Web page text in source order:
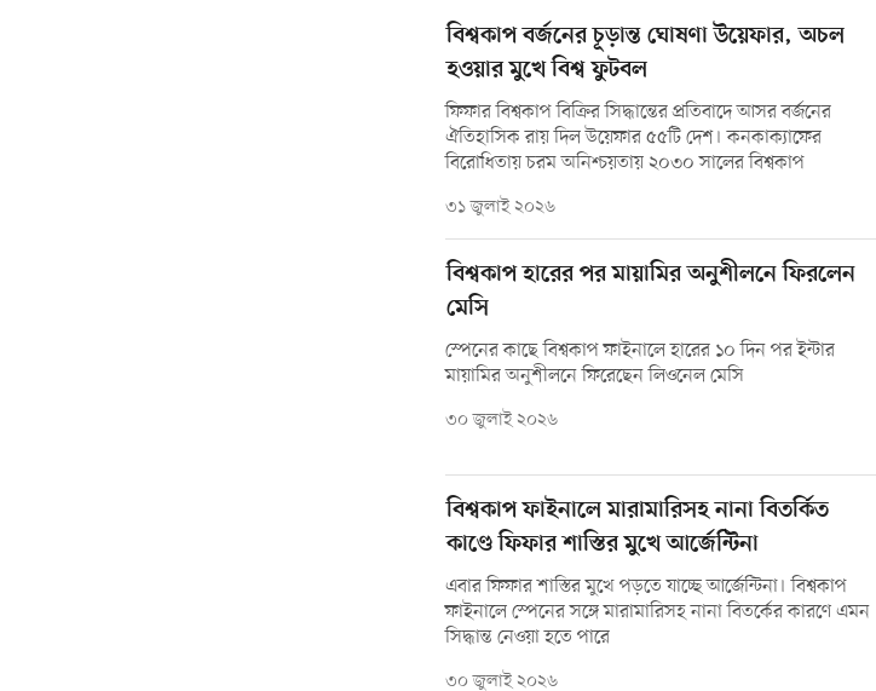
বিশ্বকাপ বর্জনের চূড়ান্ত ঘোষণা উয়েফার, অচল
হওয়ার মুখে বিশ্ব ফুটবল
ফিফার বিশ্বকাপ বিক্রির সিদ্ধান্তের প্রতিবাদে আসর বর্জনের
ঐতিহাসিক রায় দিল উয়েফার ৫৫টি দেশ। কনকাক্যাফের
বিরোধিতায় চরম অনিশ্চয়তায় ২০৩০ সালের বিশ্বকাপ
৩১ জুলাই ২০২৬
বিশ্বকাপ হারের পর মায়ামির অনুশীলনে ফিরলেন
মেসি
স্পেনের কাছে বিশ্বকাপ ফাইনালে হারের ১০ দিন পর ইন্টার
মায়ামির অনুশীলনে ফিরেছেন লিওনেল মেসি
৩০ জুলাই ২০২৬
বিশ্বকাপ ফাইনালে মারামারিসহ নানা বিতর্কিত
কাণ্ডে ফিফার শাস্তির মুখে আর্জেন্টিনা
এবার ফিফার শাস্তির মুখে পড়তে যাচ্ছে আর্জেন্টিনা। বিশ্বকাপ
ফাইনালে স্পেনের সঙ্গে মারামারিসহ নানা বিতর্কের কারণে এমন
সিদ্ধান্ত নেওয়া হতে পারে
৩০ জুলাই ২০২৬